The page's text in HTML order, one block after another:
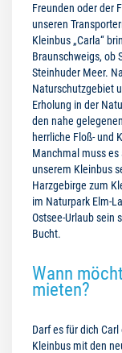
Freunden oder der
unseren
Kleinbus „Carla“
Braunschweigs, ob
Steinhuder Meer.
Naturschutzgebiet
Erholung in der
den nahe
herrliche Floß- und
Manchmal muss
unserem Kleinbus
Harzgebirge zum
im Naturpark Elm-
Ostsee-Urlaub sein
Bucht.
Wann
mieten?
Darf es für dich
Kleinbus mit den